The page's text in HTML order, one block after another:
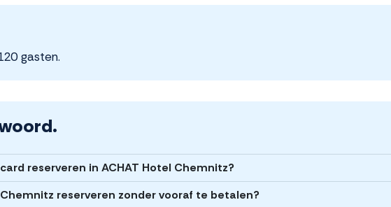
gasten.
reserveren in ACHAT Hotel Chemnitz?
Chemnitz reserveren zonder vooraf te betalen?